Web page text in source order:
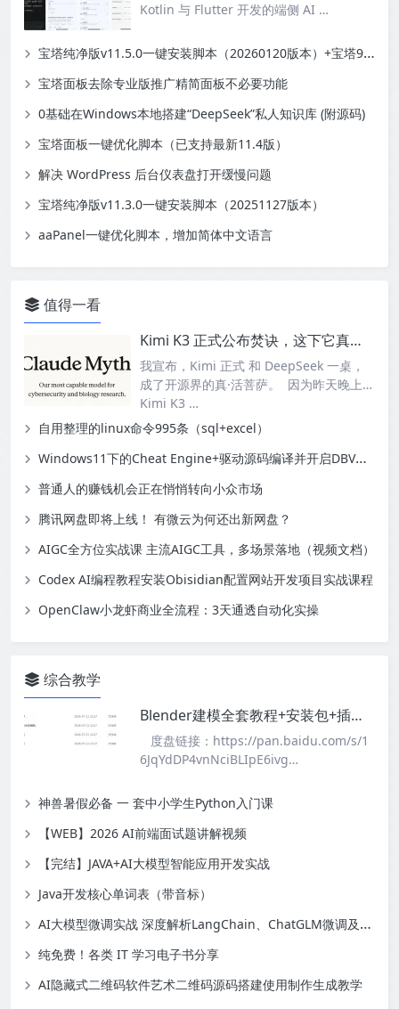
Kotlin 与 Flutter 开发的端侧 AI …
宝塔纯净版v11.5.0一键安装脚本（20260120版本）+宝塔9.6.0纪念版+linux测速脚本
宝塔面板去除专业版推广精简面板不必要功能
0基础在Windows本地搭建“DeepSeek”私人知识库 (附源码)
宝塔面板一键优化脚本（已支持最新11.4版）
解决 WordPress 后台仪表盘打开缓慢问题
宝塔纯净版v11.3.0一键安装脚本（20251127版本）
aaPanel一键优化脚本，增加简体中文语言
值得一看
Kimi K3 正式公布焚诀，这下它真成活菩萨了？
我宣布，Kimi 正式 和 DeepSeek 一桌，
成了开源界的真·活菩萨。 因为昨天晚上，
Kimi K3 …
自用整理的linux命令995条（sql+excel）
Windows11下的Cheat Engine+驱动源码编译并开启DBVM模式-幽络源技术
普通人的赚钱机会正在悄悄转向小众市场
腾讯网盘即将上线！ 有微云为何还出新网盘？
AIGC全方位实战课 主流AIGC工具，多场景落地（视频文档）
Codex AI编程教程安装Obisidian配置网站开发项目实战课程
OpenClaw小龙虾商业全流程：3天通透自动化实操
综合教学
Blender建模全套教程+安装包+插件，小白也能轻松上手
度盘链接：https://pan.baidu.com/s/1
6JqYdDP4vnNciBLIpE6ivg…
神兽暑假必备 一 套中小学生Python入门课
【WEB】2026 AI前端面试题讲解视频
【完结】JAVA+AI大模型智能应用开发实战
Java开发核心单词表（带音标）
AI大模型微调实战 深度解析LangChain、ChatGLM微调及RLHF技术实战应用
纯免费！各类 IT 学习电子书分享
AI隐藏式二维码软件艺术二维码源码搭建使用制作生成教学